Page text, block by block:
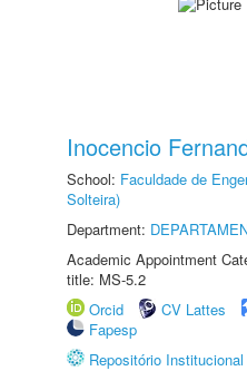
Inocencio
School: Faculdade de
Solteira)
Department:
Academic Appointment
title: MS-5.2
Orcid
CV Lattes
Fapesp
Repositório